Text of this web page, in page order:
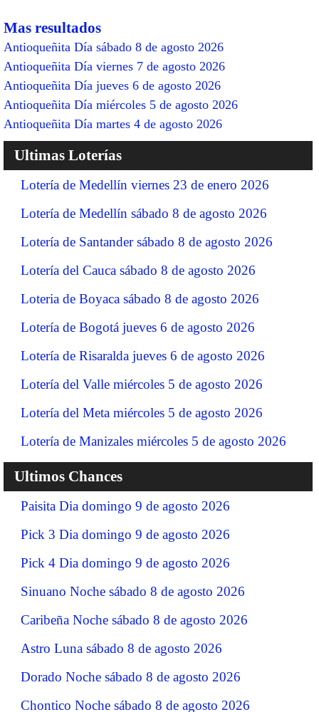
Mas resultados
Antioqueñita Día sábado 8 de agosto 2026
Antioqueñita Día viernes 7 de agosto 2026
Antioqueñita Día jueves 6 de agosto 2026
Antioqueñita Día miércoles 5 de agosto 2026
Antioqueñita Día martes 4 de agosto 2026
Ultimas Loterías
Lotería de Medellín viernes 23 de enero 2026
Lotería de Medellín sábado 8 de agosto 2026
Lotería de Santander sábado 8 de agosto 2026
Lotería del Cauca sábado 8 de agosto 2026
Loteria de Boyaca sábado 8 de agosto 2026
Lotería de Bogotá jueves 6 de agosto 2026
Lotería de Risaralda jueves 6 de agosto 2026
Lotería del Valle miércoles 5 de agosto 2026
Lotería del Meta miércoles 5 de agosto 2026
Lotería de Manizales miércoles 5 de agosto 2026
Ultimos Chances
Paisita Dia domingo 9 de agosto 2026
Pick 3 Dia domingo 9 de agosto 2026
Pick 4 Dia domingo 9 de agosto 2026
Sinuano Noche sábado 8 de agosto 2026
Caribeña Noche sábado 8 de agosto 2026
Astro Luna sábado 8 de agosto 2026
Dorado Noche sábado 8 de agosto 2026
Chontico Noche sábado 8 de agosto 2026